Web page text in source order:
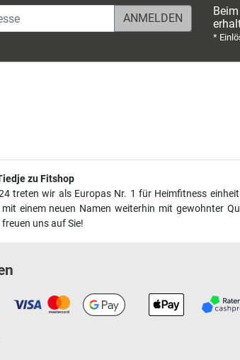
*
zu Fitshop
treten wir als Europas Nr. 1 für Heimfitness
einem neuen Namen weiterhin mit gewohnter
uns auf Sie!